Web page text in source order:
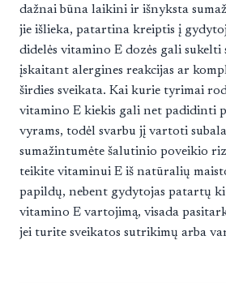
dažnai būna laikini ir išnyksta
jie išlieka, patartina kreiptis į
didelės vitamino E dozės gali sukelti
įskaitant alergines reakcijas ar
širdies sveikata. Kai kurie tyrimai
vitamino E kiekis gali net padidinti
vyrams, todėl svarbu jį vartoti
sumažintumėte šalutinio poveikio
teikite vitaminui E iš natūralių
papildų, nebent gydytojas patartų
vitamino E vartojimą, visada
jei turite sveikatos sutrikimų arba